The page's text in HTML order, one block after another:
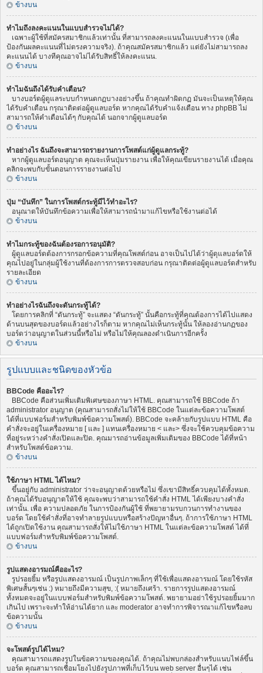
ข้างบน
ทำไมถึงลงคะแนนในแบบสำรวจไม่ได้?
เฉพาะผู้ใช้ที่สมัครสมาชิกแล้วเท่านั้น ที่สามารถลงคะแนนในแบบสำรวจ (เพื่อ
ป้องกันผลคะแนนที่ไม่ตรงความจริง). ถ้าคุณสมัครสมาชิกแล้ว แต่ยังไม่สามารถลง
คะแนนได้ บางทีคุณอาจไม่ได้รับสิทธิ์ให้ลงคะแนน.
ข้างบน
ทำไมฉันถึงได้รับคำเตือน?
บางบอร์ดผู้ดูแลระบบกำหนดกฏบางอย่างขึ้น ถ้าคุณทำผิดกฏ มันจะเป็นเหตุให้คุณ
ได้รับคำเตือน กรุณาติดต่อผู้ดูแลบอร์ด หากคุณได้รับคำแจ้งเตือน ทาง phpBB ไม่
สามารถให้คำเตือนได้ๆ กับคุณได้ นอกจากผู้ดูแลบอร์ด
ข้างบน
ทำอย่างไร ฉันถึงจะสามารถรายงานการโพสต์แก่ผู้ดูแลกระทู้?
หากผู้ดูแลบอร์ดอนุญาต คุณจะเห็นปุ่มรายงาน เพื่อให้คุณเขียนรายงานได้ เมื่อคุณ
คลิกจะพบกับขั้นตอนการรายงานต่อไป
ข้างบน
ปุ่ม “บันทึก” ในการโพสต์กระทู้มีไว้ทำอะไร?
อนุณาตให้บันทึกข้อความเพื่อให้สามารถนำมาแก้ไขหรือใช้งานต่อได้
ข้างบน
ทำไมกระทู้ของฉันต้องรอการอนุมัติ?
ผู้ดูแลบอร์ดต้องการกรอกข้อความที่คุณโพสต์ก่อน อาจเป็นไปได้ว่าผู้ดุแลบอร์ดให้
คุณไปอยู่ในกลุ่มผู้ใช้งานที่ต้องการการตรวจสอบก่อน กรุณาติดต่อผู้ดูแลบอร์ดสำหรับ
รายละเอียด
ข้างบน
ทำอย่างไรฉันถึงจะดันกระทู้ได้?
โดยการคลิกที่ “ดันกระทู้” จะแสดง “ดันกระทู้” นั้นคือกระทู้ที่คุณต้องการได้ไปแสดง
ด้านบนสุดของบอร์ดแล้วอย่างไรก็ตาม หากคุณไม่เห็นกระทู้นั้น ให้ลองอ่านกฏของ
บอร์ดว่าอนุญาตในส่วนนี้หรือไม่ หรือไม่ให้คุณลองดำเนินการอีกครั้ง
ข้างบน
รูปแบบและชนิดของหัวข้อ
BBCode คืออะไร?
BBCode คือส่วนเพิ่มเติมพิเศษของภาษา HTML. คุณสามารถใช้ BBCode ถ้า
administrator อนุญาต (คุณสามารถสั่งไม่ให้ใช้ BBCode ในแต่ละข้อความโพสต์
ได้ที่แบบฟอร์มสำหรับพิมพ์ข้อความโพสต์). BBCode จะคล้ายกับรูปแบบ HTML คือ
คำสั่งจะอยู่ในเครื่องหมาย [ และ ] แทนเครื่องหมาย < และ> ซึ่งจะใช้ควบคุมข้อความ
ที่อยู่ระหว่างคำสั่งเปิดและปิด. คุณมารถอ่านข้อมูลเพิ่มเติมของ BBCode ได้ที่หน้า
สำหรับโพสต์ข้อความ.
ข้างบน
ใช้ภาษา HTML ได้ไหม?
ขึ้นอยู่กับ administrator ว่าจะอนุญาตด้วยหรือไม่ ซึ่งเขามีสิทธิ์ควบคุมได้ทั้งหมด.
ถ้าคุณได้รับอนุญาตให้ใช้ คุณจะพบว่าสามารถใช้คำสั่ง HTML ได้เพียงบางคำสั่ง
เท่านั้น. เพื่อ ความปลอดภัย ในการป้องกันผู้ใช้ ที่พยายามรบกวนการทำงานของ
บอร์ด โดยใช้คำสั่งที่อาจทำลายรูปแบบหรือสร้างปัญหาอื่นๆ. ถ้าการใช้ภาษา HTML
ได้ถูกเปิดใช้งาน คุณสามารถสั่งให้ไม่ใช้ภาษา HTML ในแต่ละข้อความโพสต์ ได้ที่
แบบฟอร์มสำหรับพิมพ์ข้อความโพสต์.
ข้างบน
รูปแสดงอารมณ์คืออะไร?
รูปรอยยิ้ม หรือรูปแสดงอารมณ์ เป็นรูปภาพเล็กๆ ที่ใช้เพื่อแสดงอารมณ์ โดยใช้รหัส
พิเศษสั้นๆเช่น :) หมายถึงมีความสุข, :( หมายถึงเศร้า. รายการรูปแสดงอารมณ์
ทั้งหมดจะอยู่ในแบบฟอร์มสำหรับพิมพ์ข้อความโพสต์. พยายามอย่าใช้รูปรอยยิ้มมาก
เกินไป เพราะจะทำให้อ่านได้ยาก และ moderator อาจทำการพิจารณาแก้ไขหรือลบ
ข้อความนั้น
ข้างบน
จะโพสต์รูปได้ไหม?
คุณสามารถแสดงรูปในข้อความของคุณได้. ถ้าคุณไม่พบกล่องสำหรับแนบไฟล์ขึ้น
บอร์ด คุณสามารถเชื่อมโยงไปยังรูปภาพที่เก็บไว้บน web server อื่นๆได้ เช่น